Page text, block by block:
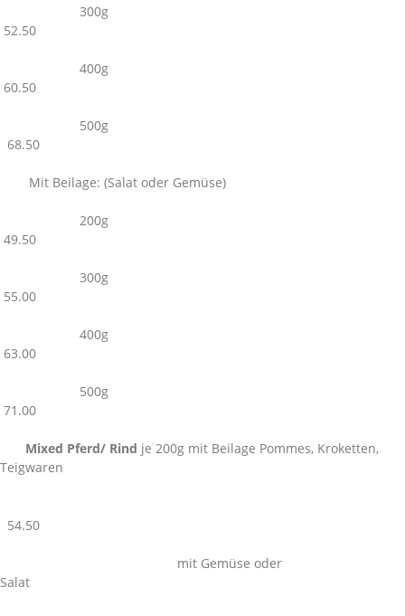
300g
52.50
400g
60.50
500g
68.50
Mit Beilage: (Salat oder Gemüse)
200g
49.50
300g
55.00
400g
63.00
500g
71.00
Mixed Pferd/ Rind je 200g mit Beilage Pommes, Kroketten,
Teigwaren
54.50
mit Gemüse oder
Salat